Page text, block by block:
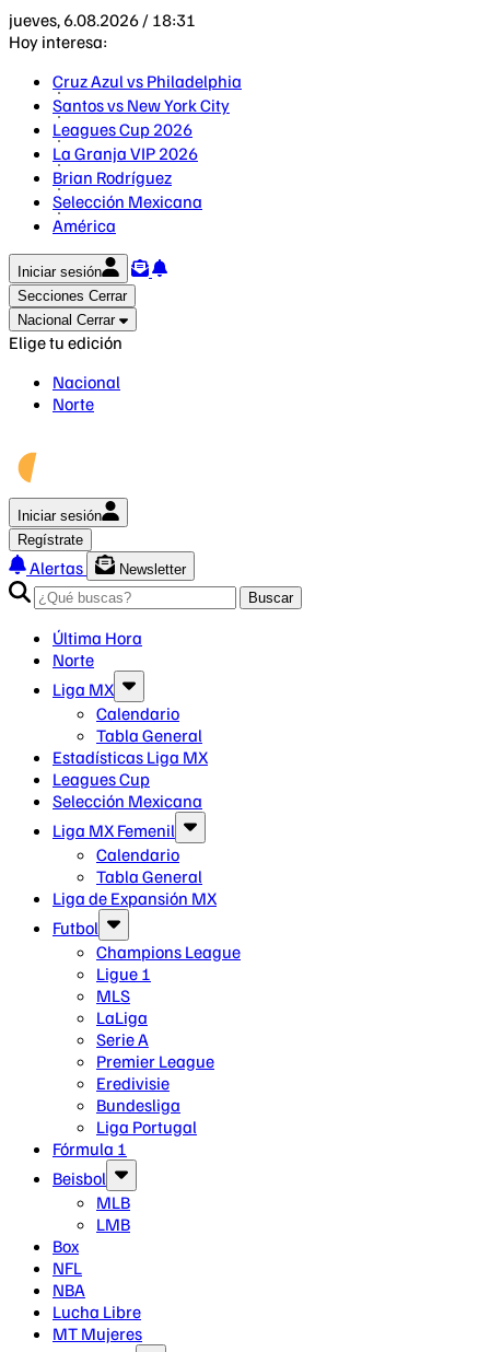
jueves, 6.08.2026 / 18:31
Hoy interesa:
Cruz Azul vs Philadelphia
Santos vs New York City
Leagues Cup 2026
La Granja VIP 2026
Brian Rodríguez
Selección Mexicana
América
Iniciar sesión
Secciones Cerrar
Nacional Cerrar
Elige tu edición
Nacional
Norte
Iniciar sesión
Regístrate
Alertas
Newsletter
Buscar
Última Hora
Norte
Liga MX
Calendario
Tabla General
Estadísticas Liga MX
Leagues Cup
Selección Mexicana
Liga MX Femenil
Calendario
Tabla General
Liga de Expansión MX
Futbol
Champions League
Ligue 1
MLS
LaLiga
Serie A
Premier League
Eredivisie
Bundesliga
Liga Portugal
Fórmula 1
Beisbol
MLB
LMB
Box
NFL
NBA
Lucha Libre
MT Mujeres